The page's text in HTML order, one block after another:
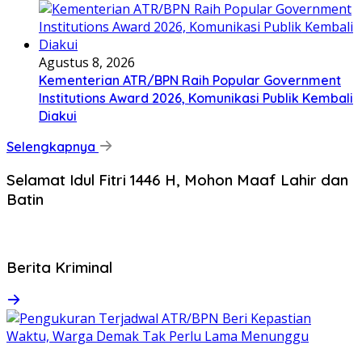
Agustus 8, 2026
Kementerian ATR/BPN Raih Popular Government
Institutions Award 2026, Komunikasi Publik Kembali
Diakui
Selengkapnya
Selamat Idul Fitri 1446 H, Mohon Maaf Lahir dan
Batin
Berita Kriminal